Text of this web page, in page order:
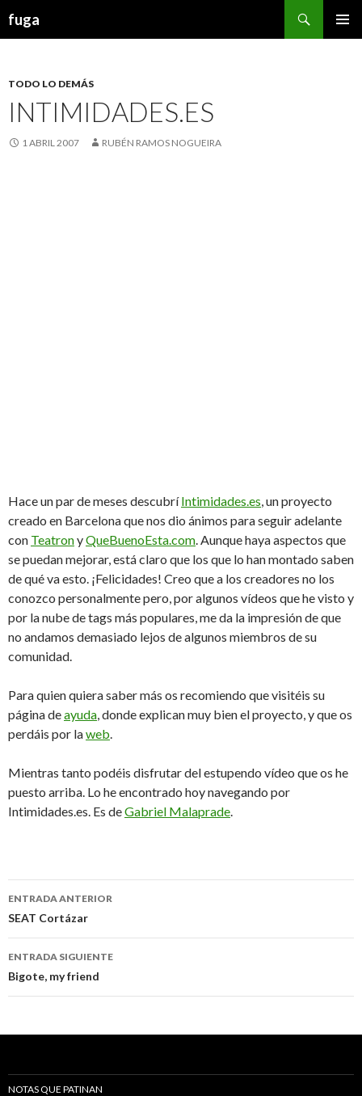
fuga
TODO LO DEMÁS
INTIMIDADES.ES
1 ABRIL 2007 RUBÉN RAMOS NOGUEIRA
Hace un par de meses descubríIntimidades.es, un proyecto
creado en Barcelona que nos dio ánimos para seguir adelante
con TeatronyQueBuenoEsta.com. Aunque haya aspectos que
se puedan mejorar, está claro que los que lo han montado saben
de qué va esto. ¡Felicidades! Creo que a los creadores no los
conozco personalmente pero, por algunos vídeos que he visto y
por la nube de tags más populares, me da la impresión de que
no andamos demasiado lejos de algunos miembros de su
comunidad.
Para quien quiera saber más os recomiendo que visitéis su
página deayuda, donde explican muy bien el proyecto, y que os
perdáis por laweb.
Mientras tanto podéis disfrutar del estupendo vídeo que os he
puesto arriba. Lo he encontrado hoy navegando por
Intimidades.es. Es deGabriel Malaprade.
Ir a la entrada
ENTRADA ANTERIOR
SEAT Cortázar
ENTRADA SIGUIENTE
Bigote, my friend
NOTAS QUE PATINAN